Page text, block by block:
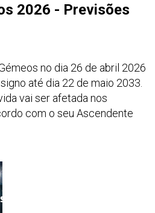
2026 - Previsões
no dia 26 de abril 2026
até dia 22 de maio 2033.
vai ser afetada nos
com o seu Ascendente